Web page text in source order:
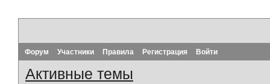
Форум Участники Правила Регистрация Войти
Активные темы